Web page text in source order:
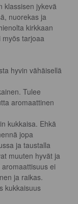
klassisen jykevä
nuorekas ja
kirkkaan
myös tarjoaa
hyvin vähäisellä
Tulee
aromaattinen
kukkaisa. Ehkä
jopa
ja taustalla
muuten hyvät ja
ei
ja raikas.
kukkaisuus